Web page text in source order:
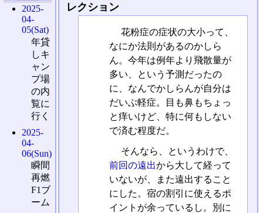
レクション
花粉症の症状の大小って、
なにか法則があるのかしら
ん。今年は例年より飛散量が
多い、という予測だったの
に、なんでかしらんが自分は
だいぶ軽症。目も鼻もちょっ
と痒いけど、特に何もしない
で済む程度だ。
そんなら、というわけで、
前回の遠出から大して経って
いないが、また遠出すること
にした。宿の割引に使えるポ
イントが余っているし。別に
2025-
04-
05(Sat)
年貸
しキ
ャン
プ場
の内
覧に
行く
2025-
04-
06(Sun)
瞬間
再燃
F1ブ
ーム